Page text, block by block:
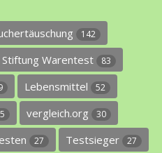
142
Stiftung Warentest 83
Lebensmittel 52
vergleich.org 30
27 Testsieger 27